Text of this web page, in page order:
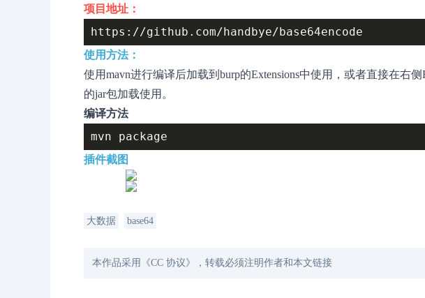
项目地址：
使用方法：
使用mavn进行编译后加载到burp的Extensions中使用，或者直接在右侧
的jar包加载使用。
编译方法
插件截图
大数据
base64
本作品采用《CC 协议》，转载必须注明作者和本文链接